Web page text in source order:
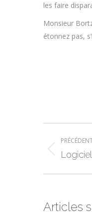
les faire
Monsieur
étonnez pas,
article
Article
Articles